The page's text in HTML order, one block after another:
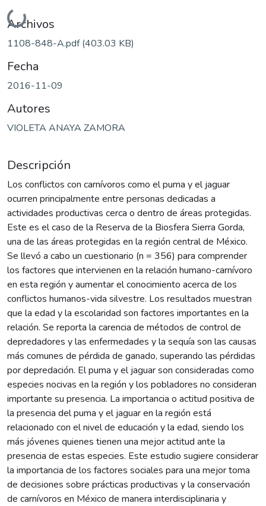
Cargando...
Archivos
1108-848-A.pdf(403.03 KB)
Fecha
2016-11-09
Autores
VIOLETA ANAYA ZAMORA
Descripción
Los conflictos con carnívoros como el puma y el jaguar
ocurren principalmente entre personas dedicadas a
actividades productivas cerca o dentro de áreas protegidas.
Este es el caso de la Reserva de la Biosfera Sierra Gorda,
una de las áreas protegidas en la región central de México.
Se llevó a cabo un cuestionario (n = 356) para comprender
los factores que intervienen en la relación humano-carnívoro
en esta región y aumentar el conocimiento acerca de los
conflictos humanos-vida silvestre. Los resultados muestran
que la edad y la escolaridad son factores importantes en la
relación. Se reporta la carencia de métodos de control de
depredadores y las enfermedades y la sequía son las causas
más comunes de pérdida de ganado, superando las pérdidas
por depredación. El puma y el jaguar son consideradas como
especies nocivas en la región y los pobladores no consideran
importante su presencia. La importancia o actitud positiva de
la presencia del puma y el jaguar en la región está
relacionado con el nivel de educación y la edad, siendo los
más jóvenes quienes tienen una mejor actitud ante la
presencia de estas especies. Este estudio sugiere considerar
la importancia de los factores sociales para una mejor toma
de decisiones sobre prácticas productivas y la conservación
de carnívoros en México de manera interdisciplinaria y